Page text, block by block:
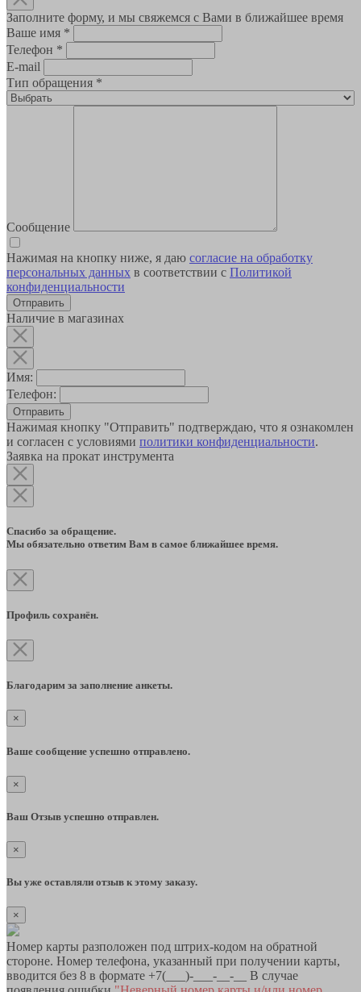
Заполните форму, и мы свяжемся с Вами в ближайшее время
Ваше имя *
Телефон *
E-mail
Тип обращения *
Сообщение
Нажимая на кнопку ниже, я даю согласие на обработку
персональных данных в соответствии с Политикой
конфиденциальности
Наличие в магазинах
Имя:
Телефон:
Отправить
Нажимая кнопку "Отправить" подтверждаю, что я ознакомлен
и согласен с условиями политики конфиденциальности.
Заявка на прокат инструмента
Спасибо за обращение.
Мы обязательно ответим Вам в самое ближайшее время.
Профиль сохранён.
Благодарим за заполнение анкеты.
×
Ваше сообщение успешно отправлено.
×
Ваш Отзыв успешно отправлен.
×
Вы уже оставляли отзыв к этому заказу.
×
Номер карты разположен под штрих-кодом на обратной
стороне. Номер телефона, указанный при получении карты,
вводится без 8 в формате +7(___)-___-__-__ В случае